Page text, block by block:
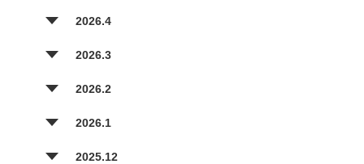
2026.4
2026.3
2026.2
2026.1
2025.12